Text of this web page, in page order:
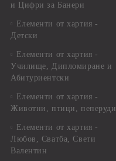
и Цифри за Банери
Елементи от хартия -
Детски
Елементи от хартия -
Училище, Дипломиране и
Абитуриентски
Елементи от хартия -
Животни, птици, пеперуди
Елементи от хартия -
Любов, Сватба, Свети
Валентин